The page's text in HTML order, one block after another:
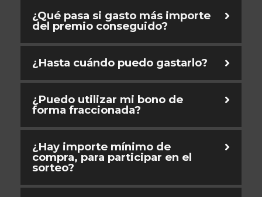
¿Qué pasa si gasto más importe
del premio conseguido?
¿Hasta cuándo puedo gastarlo?
¿Puedo utilizar mi bono de
forma fraccionada?
¿Hay importe mínimo de
compra, para participar en el
sorteo?